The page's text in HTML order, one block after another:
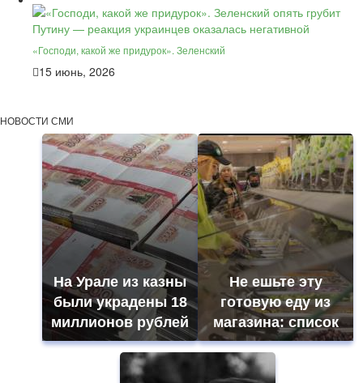
«Господи, какой же придурок». Зеленский
15 июнь, 2026
НОВОСТИ СМИ
На Урале из казны
были украдены 18
миллионов рублей
Не ешьте эту
готовую еду из
магазина: список